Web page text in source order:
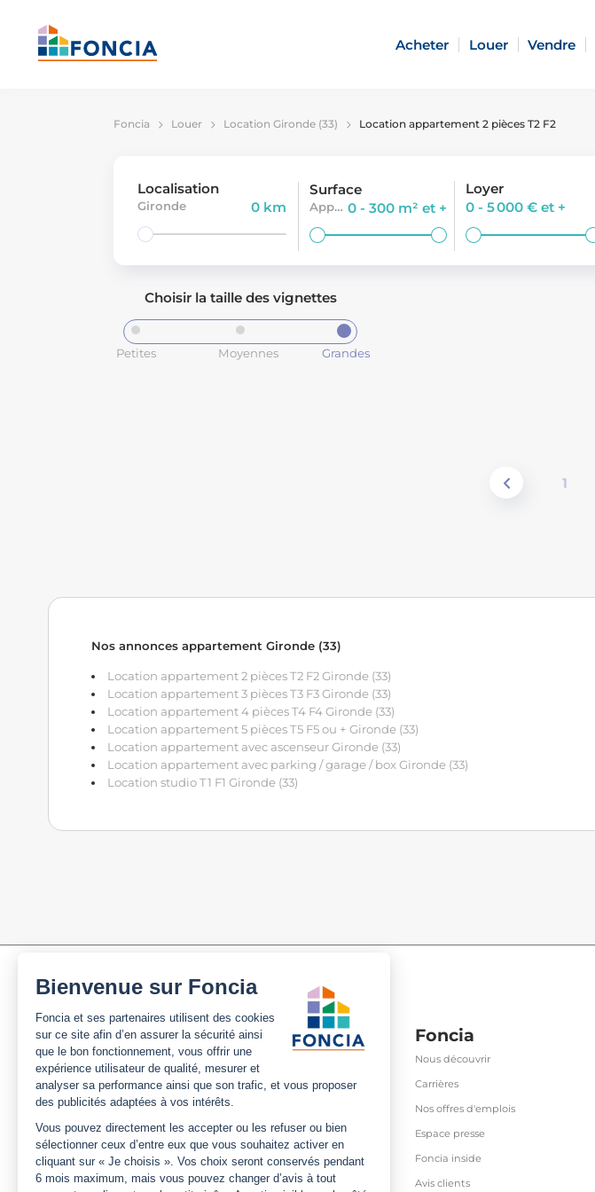
Acheter Louer Vendre
Foncia Louer Location Gironde (33) Location appartement 2 pièces T2 F2
Localisation
Gironde 0 km
Surface
Appartement 0 - 300 m²et +
Loyer
0 - 5 000 €et +
Choisir la taille des vignettes
Petites Moyennes Grandes
1
Nos annonces appartement Gironde (33)
Location appartement 2 pièces T2 F2 Gironde (33)
Location appartement 3 pièces T3 F3 Gironde (33)
Location appartement 4 pièces T4 F4 Gironde (33)
Location appartement 5 pièces T5 F5 ou + Gironde (33)
Location appartement avec ascenseur Gironde (33)
Location appartement avec parking / garage / box Gironde (33)
Location studio T1 F1 Gironde (33)
Foncia
Nous découvrir
Carrières
Nos offres d'emplois
Espace presse
Foncia inside
Avis clients